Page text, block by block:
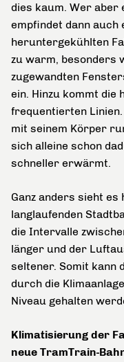
dies kaum. Wer aber
empfindet dann auch
heruntergekühlten
zu warm, besonders
zugewandten
ein. Hinzu kommt
frequentierten
mit seinem Körper
sich alleine schon
schneller erwärmt.
Ganz anders sieht es
langlaufenden
die Intervalle
länger und der
seltener. Somit kann
durch die
Niveau gehalten
Klimatisierung der
neue TramTrain-